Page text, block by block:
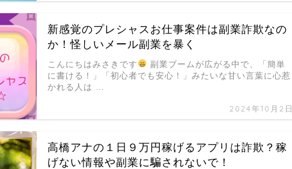
新感覚のプレシャスお仕事案件は副業詐欺なの
か！怪しいメール副業を暴く
2024年10月2日
こんにちはみさきです
副業ブームが広がる中で、「簡単
に書ける！」「初心者でも安心！」みたいな甘い言葉に心惹
かれる人は …
高橋アナの１日９万円稼げるアプリは詐欺？稼
げない情報や副業に騙されないで！